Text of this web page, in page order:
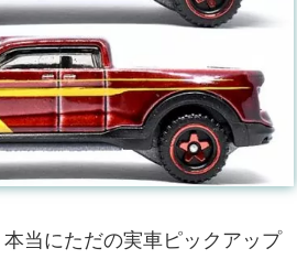
当にただの実車ピックアップ